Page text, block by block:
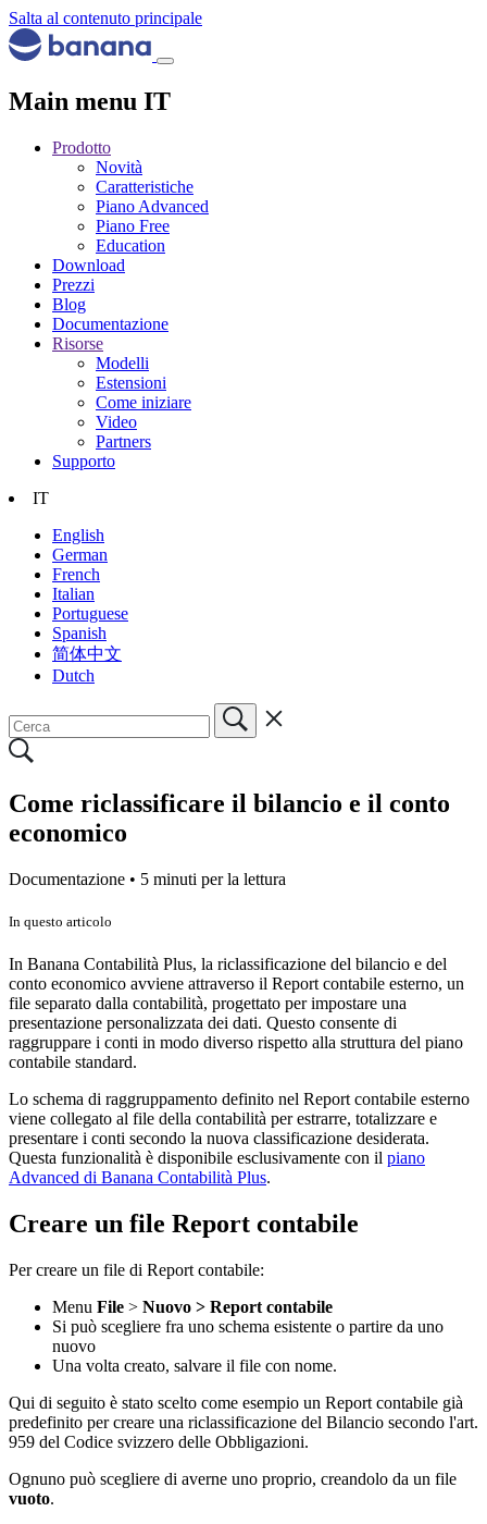
Salta al contenuto principale
Main menu IT
Prodotto
Novità
Caratteristiche
Piano Advanced
Piano Free
Education
Download
Prezzi
Blog
Documentazione
Risorse
Modelli
Estensioni
Come iniziare
Video
Partners
Supporto
IT
English
German
French
Italian
Portuguese
Spanish
简体中文
Dutch
Come riclassificare il bilancio e il conto
economico
Documentazione • 5 minuti per la lettura
In questo articolo
In Banana Contabilità Plus, la riclassificazione del bilancio e del
conto economico avviene attraverso il Report contabile esterno, un
file separato dalla contabilità, progettato per impostare una
presentazione personalizzata dei dati. Questo consente di
raggruppare i conti in modo diverso rispetto alla struttura del piano
contabile standard.
Lo schema di raggruppamento definito nel Report contabile esterno
viene collegato al file della contabilità per estrarre, totalizzare e
presentare i conti secondo la nuova classificazione desiderata.
Questa funzionalità è disponibile esclusivamente con il piano
Advanced di Banana Contabilità Plus.
Creare un file Report contabile
Per creare un file di Report contabile:
Menu File > Nuovo > Report contabile
Si può scegliere fra uno schema esistente o partire da uno
nuovo
Una volta creato, salvare il file con nome.
Qui di seguito è stato scelto come esempio un Report contabile già
predefinito per creare una riclassificazione del Bilancio secondo l'art.
959 del Codice svizzero delle Obbligazioni.
Ognuno può scegliere di averne uno proprio, creandolo da un file
vuoto.